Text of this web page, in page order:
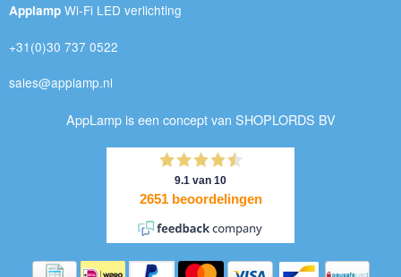
Applamp Wi-Fi LED verlichting
+31(0)30 737 0522
sales@applamp.nl
AppLamp is een concept van SHOPLORDS BV